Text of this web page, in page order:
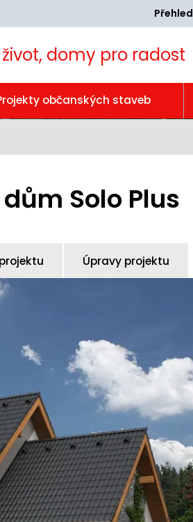
domy pro radost
občanských staveb
Solo Plus
Úpravy projektu